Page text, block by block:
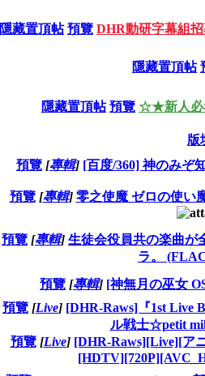
隱藏置頂帖 預覽 DHR動研字幕組
隱藏置頂帖
隱藏置頂帖 預覽 ☆★新人必
版
預覽 [專輯] [百度/360] 神のみぞ
預覽 [專輯] 零之使魔 ゼロの使い
預覽 [專輯] 生徒会役員共の楽曲が
ラ。
預覽 [專輯] [神無月の巫女
預覽 [Live] [DHR-Raws]『1st Live
ル戦士☆petit
預覽 [Live] [DHR-Raws][Live][ア